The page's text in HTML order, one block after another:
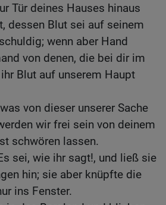
Tür deines Hauses hinaus
dessen Blut sei auf seinem
wenn aber Hand
von denen, die bei dir im
Blut auf unserem Haupt
von dieser unserer Sache
wir frei sein von deinem
schwören lassen.
sei, wie ihr sagt!, und ließ sie
hin; sie aber knüpfte die
ins Fenster.